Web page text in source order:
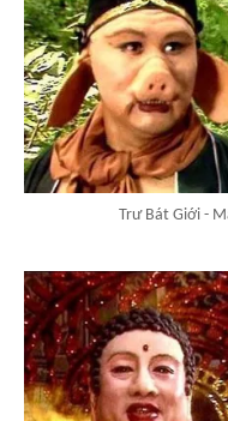
Trư Bát Giới -